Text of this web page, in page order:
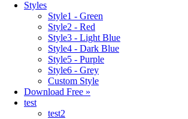
Styles
Style1 - Green
Style2 - Red
Style3 - Light Blue
Style4 - Dark Blue
Style5 - Purple
Style6 - Grey
Custom Style
Download Free »
test
test2